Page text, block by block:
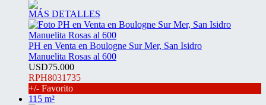
MÁS DETALLES
PH en Venta en Boulogne Sur Mer, San Isidro
Manuelita Rosas al 600
USD75.000
RPH8031735
+/- Favorito
115 m²